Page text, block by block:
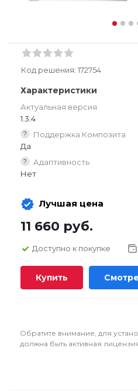
Код решения: 172754
Характеристики
Актуальная версия
1.3.4
?
Поддержка Композита
Да
?
Адаптивность
Нет
Лучшая цена
11 660 руб.
Доступно к покупке
Купить
Обратите внимание, для
должна быть активная